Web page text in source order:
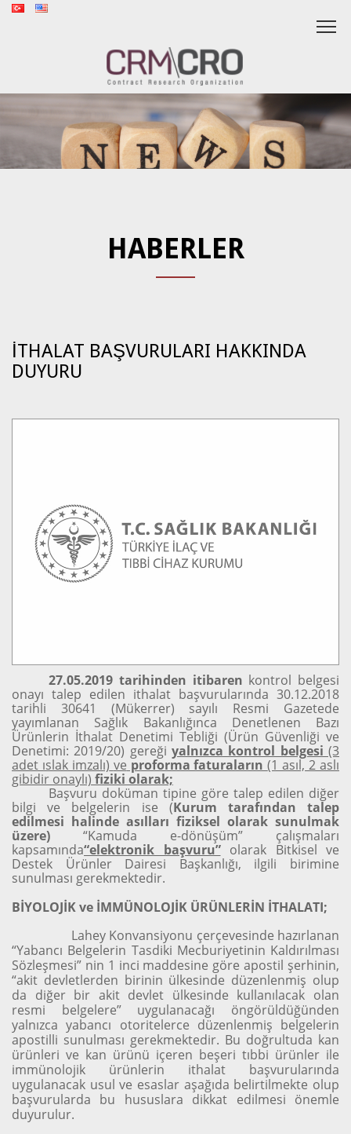
HABERLER
İTHALAT BAŞVURULARI HAKKINDA
DUYURU
27.05.2019 tarihinden itibaren kontrol belgesi
onayı talep edilen ithalat başvurularında 30.12.2018
tarihli 30641 (Mükerrer) sayılı Resmi Gazetede
yayımlanan Sağlık Bakanlığınca Denetlenen Bazı
Ürünlerin İthalat Denetimi Tebliği (Ürün Güvenliği ve
Denetimi: 2019/20) gereği yalnızca kontrol belgesi (3
adet ıslak imzalı) ve proforma faturaların(1 asıl, 2 aslı
gibidir onaylı) fiziki olarak;
Başvuru doküman tipine göre talep edilen diğer
bilgi ve belgelerin ise (Kurum tarafından talep
edilmesi halinde asılları fiziksel olarak sunulmak
üzere) “Kamuda e-dönüşüm”
çalışmaları
kapsamında“elektronik başvuru”olarak Bitkisel ve
Destek Ürünler Dairesi Başkanlığı, ilgili birimine
sunulması gerekmektedir.
BİYOLOJİK ve İMMÜNOLOJİK ÜRÜNLERİN İTHALATI;
Lahey Konvansiyonu çerçevesinde hazırlanan
“Yabancı Belgelerin Tasdiki Mecburiyetinin Kaldırılması
Sözleşmesi” nin 1 inci maddesine göre apostil şerhinin,
“akit devletlerden birinin ülkesinde düzenlenmiş olup
da diğer bir akit devlet ülkesinde kullanılacak olan
resmi belgelere” uygulanacağı öngörüldüğünden
yalnızca yabancı otoritelerce düzenlenmiş belgelerin
apostilli sunulması gerekmektedir. Bu doğrultuda kan
ürünleri ve kan ürünü içeren beşeri tıbbi ürünler ile
immünolojik ürünlerin ithalat başvurularında
uygulanacak usul ve esaslar aşağıda belirtilmekte olup
başvurularda bu hususlara dikkat edilmesi önemle
duyurulur.